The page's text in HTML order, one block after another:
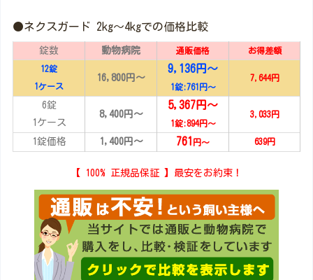
●ネクスガード 2kg～4kgでの価格比較
錠数 動物病院 通販価格 お得差額
12錠
1ケース
16,800円～
9,136円～
1錠:761 円～
7,644円
6錠
1ケース
8,400円～
5,367円～
1錠:894円～
3,033円
1錠価格 1,400円～ 761 円～ 639円
【 100% 正規品保証 】最安をお約束！